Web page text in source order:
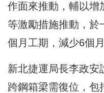
作面來推動，輔以增
等激勵措施推動，於
個月工期，減少6個
新北捷運局長李政安
跨鋼箱梁需復位，包